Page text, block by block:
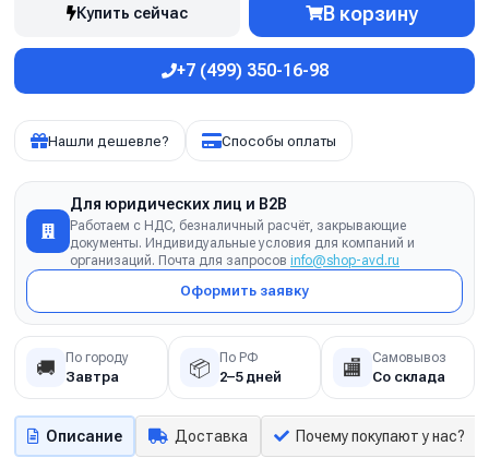
Купить сейчас В корзину
+7 (499) 350-16-98
Нашли дешевле? Способы оплаты
Для юридических лиц и B2B
Работаем с НДС, безналичный расчёт, закрывающие
документы. Индивидуальные условия для компаний и
организаций. Почта для запросов info@shop-avd.ru
Оформить заявку
🚚 По городу
Завтра 📦 По РФ
2–5 дней 🏬 Самовывоз
Со склада
Описание Доставка Почему покупают у нас?